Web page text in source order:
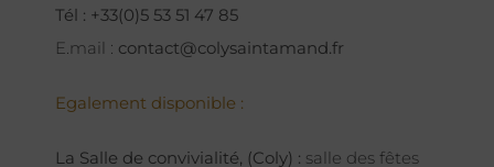
Tél : +33(0)5 53 51 47 85
E.mail : contact@colysaintamand.fr
Egalement disponible :
La Salle de convivialité, (Coly) : salle des fêtes